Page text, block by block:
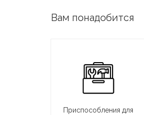
Вам понадобится
Приспособления для